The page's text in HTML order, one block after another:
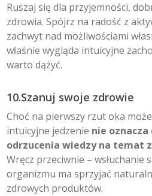
Ruszaj się dla przyjemności,
zdrowia. Spójrz na radość z
zachwyt nad możliwościami
właśnie wygląda intuicyjne
warto dążyć.
10.Szanuj swoje zdrowie
Choć na pierwszy rzut oka
intuicyjne jedzenie nie
odrzucenia wiedzy na temat
Wręcz przeciwnie – wsłuchanie
organizmu ma sprzyjać
zdrowych produktów.